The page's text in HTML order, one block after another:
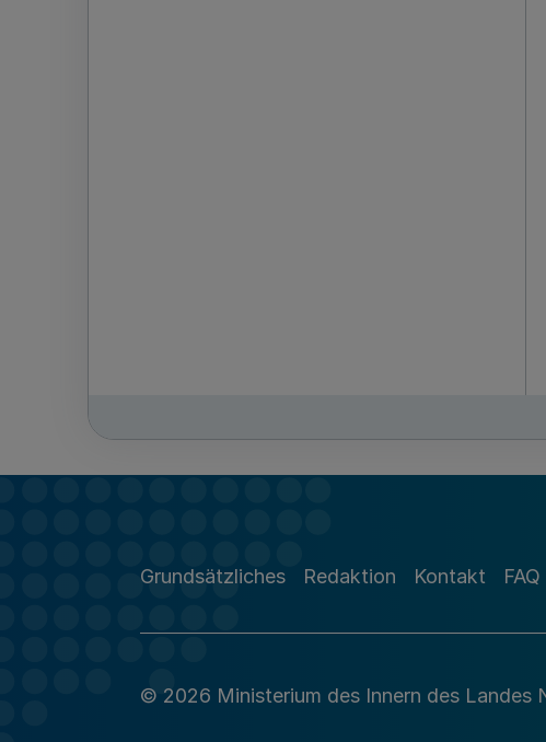
Grundsätzliches Redaktion Kontakt FAQ
© 2026 Ministerium des Innern des Landes